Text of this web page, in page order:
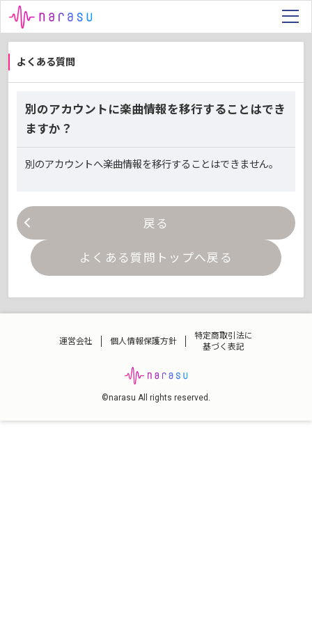
よくある質問
別のアカウントに楽曲情報を移行することはでき
ますか？
別のアカウントへ楽曲情報を移行することはできません。
戻る
よくある質問トップへ戻る
運営会社 個人情報保護方針
特定商取引法に
基づく表記
©narasu All rights reserved.